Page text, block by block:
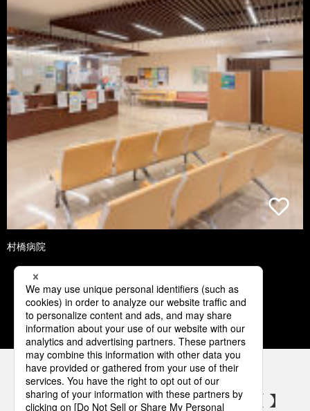
村橋病院
1 2 3 4 5
パナソニックの電気設備 SNSアカウント